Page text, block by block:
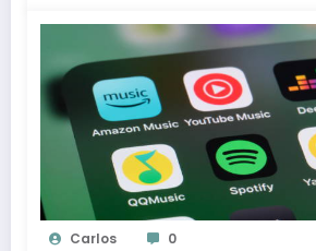
Carlos 0